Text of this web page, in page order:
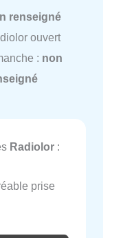
renseigné
ouvert
: non
Radiolor :
prise